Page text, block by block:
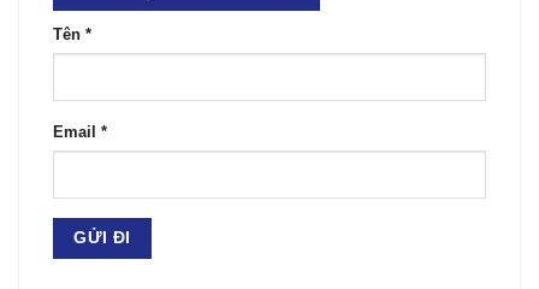
Tên *
Email *